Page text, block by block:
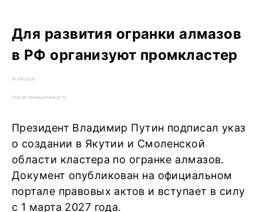
Для развития огранки алмазов
в РФ организуют промкластер
07.08.2026
Горная промышленность
Президент Владимир Путин подписал указ
о создании в Якутии и Смоленской
области кластера по огранке алмазов.
Документ опубликован на официальном
портале правовых актов и вступает в силу
с 1 марта 2027 года.